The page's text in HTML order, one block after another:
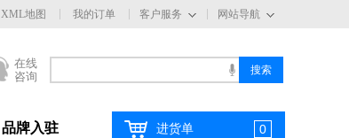
网站导航
客户服务
XML地图 我的订单
在线
咨询
品牌入驻 进货单 0